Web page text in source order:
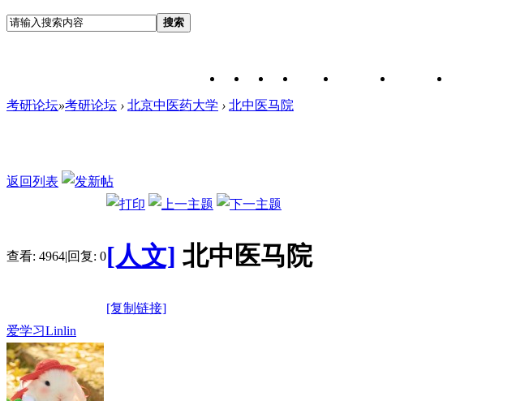
搜索
考研论坛»考研论坛 › 北京中医药大学 › 北中医马院
返回列表
查看: 4964|回复: 0[人文] 北中医马院
[复制链接]
爱学习Linlin